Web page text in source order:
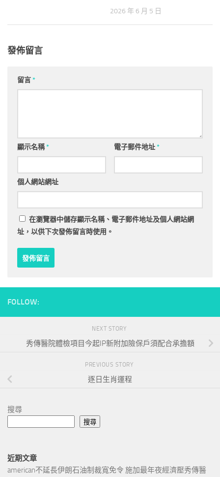
2026 年 6 月 5 日
發佈留言
留言*
顯示名稱* 電子郵件地址*
個人網站網址
在瀏覽器中儲存顯示名稱、電子郵件地址及個人網站網
址，以供下次發佈留言時使用。
FOLLOW:
NEXT STORY
秀傳醫院體檢項目今起IP新附加險保戶須配合承擔額
PREVIOUS STORY
逐日生肖運程
搜尋
搜尋
近期文章
american不延長伊朗石油制裁寬免令 施加最年夜經濟壓秀傳醫